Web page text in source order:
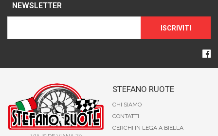
NEWSLETTER
ISCRIVITI
STEFANO RUOTE
CHI SIAMO
CONTATTI
CERCHI IN LEGA A BIELLA